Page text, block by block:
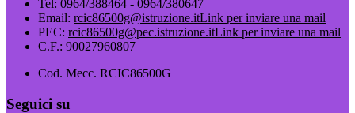
Tel: 0964/388464 - 0964/380647
Email: rcic86500g@istruzione.itLink per inviare una mail
PEC: rcic86500g@pec.istruzione.itLink per inviare una mail
C.F.: 90027960807
Cod. Mecc. RCIC86500G
Seguici su